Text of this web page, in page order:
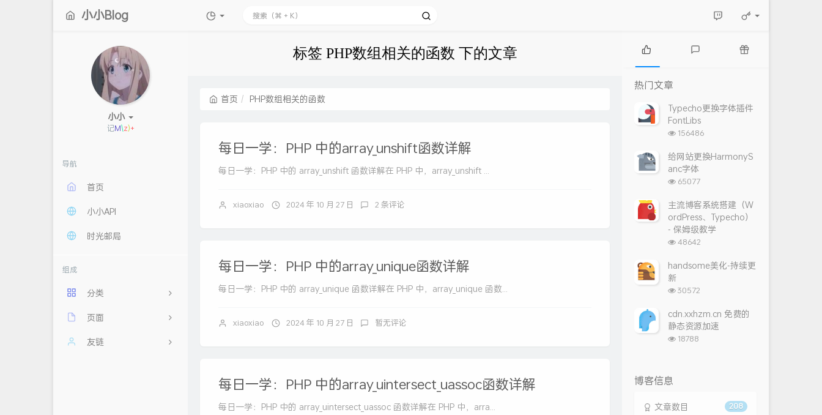
小小Blog
小小
记nV]S8
导航
首页
小小API
时光邮局
组成
分类
11
2
页面
每日60秒，阅读天下事
友链
标签 PHP数组相关的函数 下的文章
首页 PHP数组相关的函数
每日一学：PHP 中的array_unshift函数详解
每日一学：PHP 中的 array_unshift 函数详解在 PHP 中，array_unshift ...
xiaoxiao 2024 年 10 月 27 日 2 条评论
每日一学：PHP 中的array_unique函数详解
每日一学：PHP 中的 array_unique 函数详解在 PHP 中，array_unique 函数...
xiaoxiao 2024 年 10 月 27 日 暂无评论
每日一学：PHP 中的array_uintersect_uassoc函数详解
每日一学：PHP 中的 array_uintersect_uassoc 函数详解在 PHP 中，arra...
热
门
文
章
论
章
热门文章
Typecho更换字体插件
FontLibs
浏
次
数:
156486
给网站更换HarmonyS
anc字体
浏
次
数:
65077
主流博客系统搭建（W
ordPress、Typecho）
- 保姆级教学
浏
次
48642
handsome美化-持续更
新
浏
次
数:
30572
cdn.xxhzm.cn 免费的
静态资源加速
浏
18788
博客信息
208
文章数目